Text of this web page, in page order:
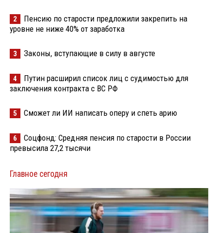
2
Пенсию по старости предложили закрепить на
уровне не ниже 40% от заработка
3 Законы, вступающие в силу в августе
4
Путин расширил список лиц с судимостью для
заключения контракта с ВС РФ
5 Сможет ли ИИ написать оперу и спеть арию
6
Соцфонд: Средняя пенсия по старости в России
превысила 27,2 тысячи
Главное сегодня